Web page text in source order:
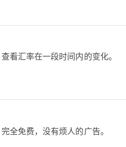
看汇率在一段时间内的变化。
全免费，没有烦人的广告。